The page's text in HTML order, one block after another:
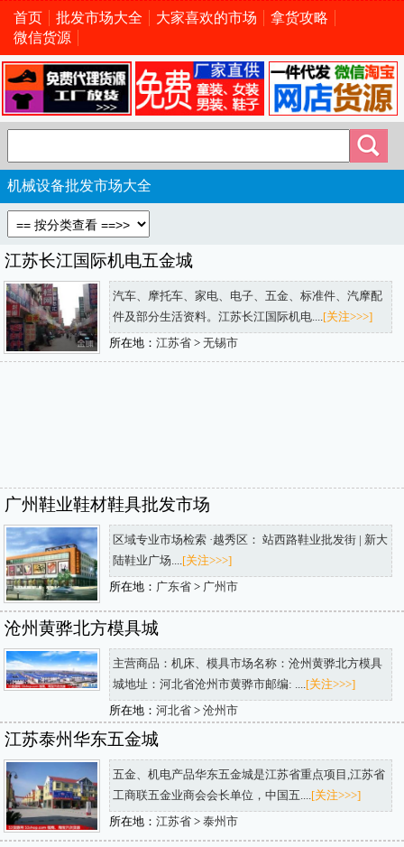
首页 批发市场大全 大家喜欢的市场
拿货攻略
微信货源
机械设备批发市场大全
江苏长江国际机电五金城
汽车、摩托车、家电、电子、五金、标准件、汽摩配
件及部分生活资料。江苏长江国际机电.... [关注>>>]
所在地： 江苏省> 无锡市
广州鞋业鞋材鞋具批发市场
区域专业市场检索 ·越秀区： 站西路鞋业批发街 | 新大
陆鞋业广场....[关注>>>]
所在地： 广东省> 广州市
沧州黄骅北方模具城
主营商品：机床、模具市场名称：沧州黄骅北方模具
城地址：河北省沧州市黄骅市邮编: ....[关注>>>]
所在地： 河北省> 沧州市
江苏泰州华东五金城
五金、机电产品华东五金城是江苏省重点项目,江苏省
工商联五金业商会会长单位，中国五....[关注>>>]
所在地： 江苏省> 泰州市